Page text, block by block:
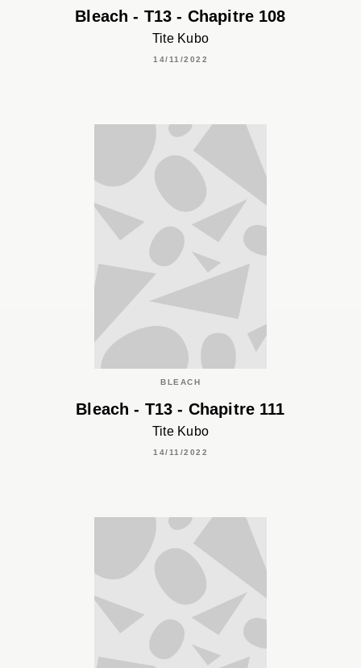
Bleach - T13 - Chapitre 108
Tite Kubo
14/11/2022
BLEACH
Bleach - T13 - Chapitre 111
Tite Kubo
14/11/2022